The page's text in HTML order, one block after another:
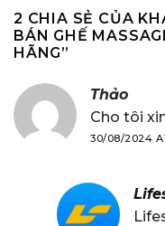
2 CHIA SẺ CỦA
BÁN GHẾ
HÃNG”
Thảo
Cho tôi
30/08/2024